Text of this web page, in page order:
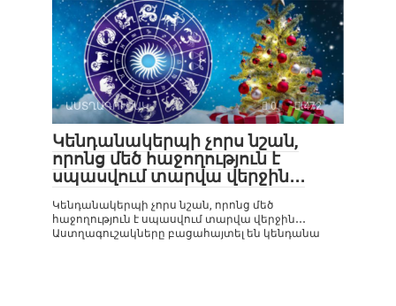
ԱՍՏՂԱԳՈՒՇԱԿ 0 472
Կենդանակերպի չորս նշան,
որոնց մեծ հաջողություն է
սպասվում տարվա վերջին․․․
Կենդանակերպի չորս նշան, որոնց մեծ
հաջողություն է սպասվում տարվա վերջին․․․
Աստղագուշակները բացահայտել են կենդանա